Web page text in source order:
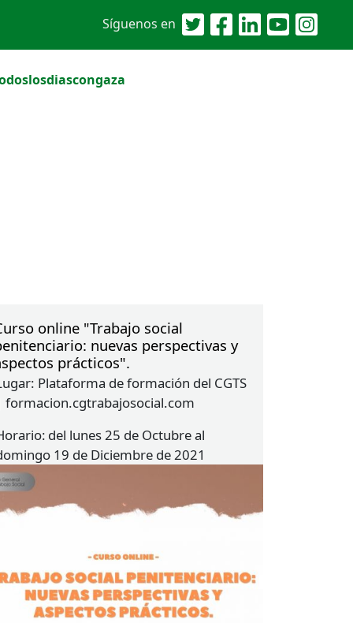
Síguenos en
online "Trabajo social
nuevas perspectivas y
prácticos".
Plataforma de formación del CGTS
formacion.cgtrabajosocial.com
del lunes 25 de Octubre al
19 de Diciembre de 2021